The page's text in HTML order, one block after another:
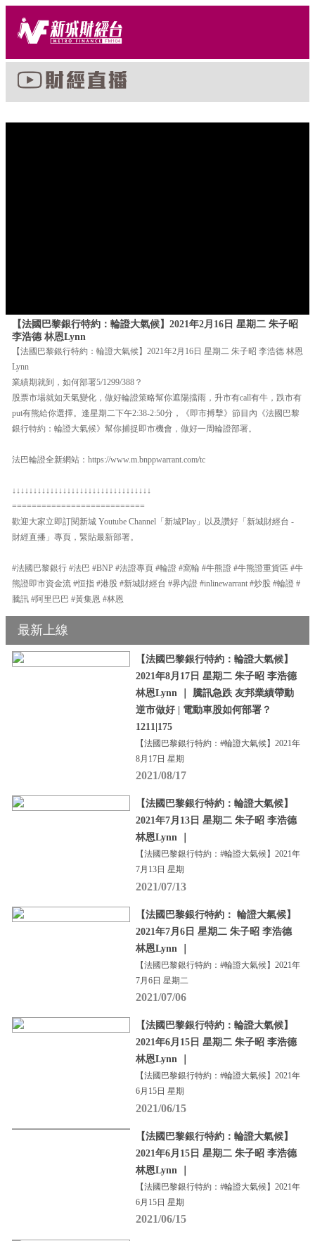
【法國巴黎銀行特約：輪證大氣候】2021年2月16日 星期二 朱子昭
李浩德 林恩Lynn
【法國巴黎銀行特約：輪證大氣候】2021年2月16日 星期二 朱子昭 李浩德 林恩
Lynn
業績期就到，如何部署5/1299/388？
股票市場就如天氣變化，做好輪證策略幫你遮陽擋雨，升市有call有牛，跌市有
put有熊給你選擇。逢星期二下午2:38-2:50分，《即市搏擊》節目內《法國巴黎
銀行特約：輪證大氣候》幫你捕捉即市機會，做好一周輪證部署。
法巴輪證全新網站：https://www.m.bnppwarrant.com/tc
↓↓↓↓↓↓↓↓↓↓↓↓↓↓↓↓↓↓↓↓↓↓↓↓↓↓↓↓↓↓↓↓↓
===========================
歡迎大家立即訂閱新城 Youtube Channel「新城Play」以及讚好「新城財經台 -
財經直播」專頁，緊貼最新部署。
#法國巴黎銀行 #法巴 #BNP #法證專頁 #輪證 #窩輪 #牛熊證 #牛熊證重貨區 #牛
熊證即市資金流 #恒指 #港股 #新城財經台 #界內證 #inlinewarrant #炒股 #輪證 #
騰訊 #阿里巴巴 #黃集恩 #林恩
最新上線
【法國巴黎銀行特約：輪證大氣候】
2021年8月17日 星期二 朱子昭 李浩德
林恩Lynn ｜ 騰訊急跌 友邦業績帶動
逆市做好 | 電動車股如何部署？
1211|175
【法國巴黎銀行特約：#輪證大氣候】2021年
8月17日 星期
2021/08/17
【法國巴黎銀行特約：輪證大氣候】
2021年7月13日 星期二 朱子昭 李浩德
林恩Lynn ｜
【法國巴黎銀行特約：#輪證大氣候】2021年
7月13日 星期
2021/07/13
【法國巴黎銀行特約： 輪證大氣候】
2021年7月6日 星期二 朱子昭 李浩德
林恩Lynn ｜
【法國巴黎銀行特約：#輪證大氣候】2021年
7月6日 星期二
2021/07/06
【法國巴黎銀行特約：輪證大氣候】
2021年6月15日 星期二 朱子昭 李浩德
林恩Lynn ｜
【法國巴黎銀行特約：#輪證大氣候】2021年
6月15日 星期
2021/06/15
【法國巴黎銀行特約：輪證大氣候】
2021年6月15日 星期二 朱子昭 李浩德
林恩Lynn ｜
【法國巴黎銀行特約：#輪證大氣候】2021年
6月15日 星期
2021/06/15